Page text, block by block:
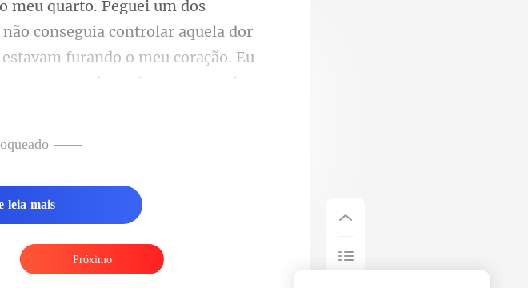
não conseguia controlar aquela dor
furando o meu coração.
——
leia mais
Próximo